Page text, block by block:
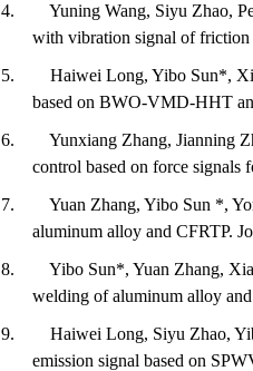
4.
Yuning Wang, Siyu Zhao,
with vibration signal of friction
5.
Haiwei Long, Yibo Sun*,
based on BWO-VMD-HHT
6.
Yunxiang Zhang, Jianning
control based on force signals
7.
Yuan Zhang, Yibo Sun *,
aluminum alloy and CFRTP.
8.
Yibo Sun*, Yuan Zhang,
welding of aluminum alloy
9.
Haiwei Long, Siyu Zhao,
emission signal based on